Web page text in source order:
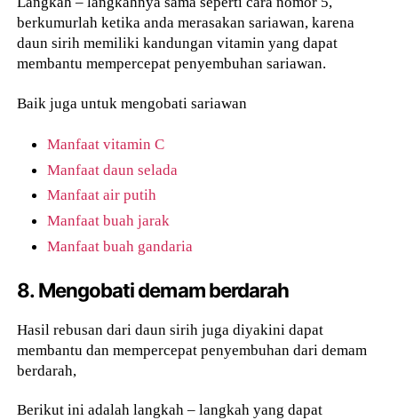
berkumurlah ketika anda merasakan sariawan, karena
daun sirih memiliki kandungan vitamin yang dapat
membantu mempercepat penyembuhan sariawan.
Baik juga untuk mengobati sariawan
Manfaat vitamin C
Manfaat daun selada
Manfaat air putih
Manfaat buah jarak
Manfaat buah gandaria
8. Mengobati demam berdarah
Hasil rebusan dari daun sirih juga diyakini dapat
membantu dan mempercepat penyembuhan dari demam
berdarah,
Berikut ini adalah langkah – langkah yang dapat